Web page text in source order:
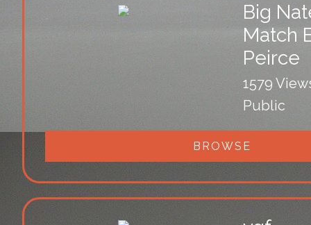
Big
Match
Peirce
1579
Public
BROWSE